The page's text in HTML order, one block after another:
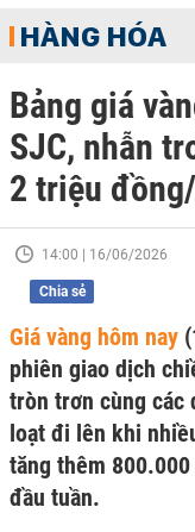
HÀNG HÓA
Bảng giá
SJC, nhẫn
2 triệu
14:00 | 16/06/2026
Chia sẻ
Giá vàng hôm nay
phiên giao dịch
tròn trơn cùng các
loạt đi lên khi
tăng thêm
đầu tuần.